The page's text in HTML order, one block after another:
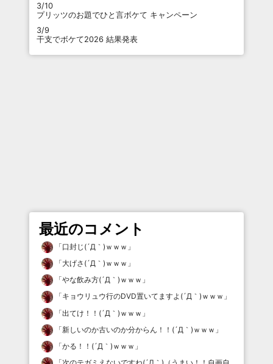
3/10
プリッツのお題でひと言ボケて キャンペーン
3/9
干支でボケて2026 結果発表
最近のコメント
「口封じ(´Д｀)ｗｗｗ 」
「大げさ(´Д｀)ｗｗｗ 」
「やな飲み方(´Д｀)ｗｗｗ 」
「キョウリュウ行のDVD置いてますよ(´Д｀)ｗｗｗ 」
「出てけ！！(´Д｀)ｗｗｗ 」
「新しいのか古いのか分からん！！(´Д｀)ｗｗｗ 」
「かる！！(´Д｀)ｗｗｗ 」